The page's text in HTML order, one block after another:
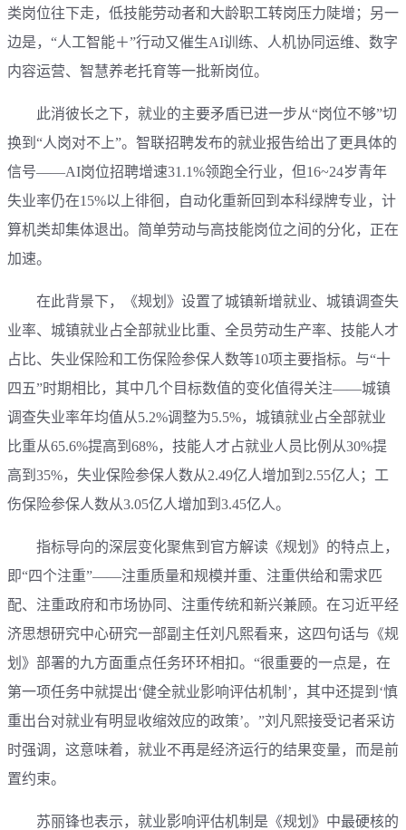
类岗位往下走，低技能劳动者和大龄职工转岗压力陡增；另一
边是，“人工智能＋”行动又催生AI训练、人机协同运维、数字
内容运营、智慧养老托育等一批新岗位。
此消彼长之下，就业的主要矛盾已进一步从“岗位不够”切
换到“人岗对不上”。智联招聘发布的就业报告给出了更具体的
信号——AI岗位招聘增速31.1%领跑全行业，但16~24岁青年
失业率仍在15%以上徘徊，自动化重新回到本科绿牌专业，计
算机类却集体退出。简单劳动与高技能岗位之间的分化，正在
加速。
在此背景下，《规划》设置了城镇新增就业、城镇调查失
业率、城镇就业占全部就业比重、全员劳动生产率、技能人才
占比、失业保险和工伤保险参保人数等10项主要指标。与“十
四五”时期相比，其中几个目标数值的变化值得关注——城镇
调查失业率年均值从5.2%调整为5.5%，城镇就业占全部就业
比重从65.6%提高到68%，技能人才占就业人员比例从30%提
高到35%，失业保险参保人数从2.49亿人增加到2.55亿人；工
伤保险参保人数从3.05亿人增加到3.45亿人。
指标导向的深层变化聚焦到官方解读《规划》的特点上，
即“四个注重”——注重质量和规模并重、注重供给和需求匹
配、注重政府和市场协同、注重传统和新兴兼顾。在习近平经
济思想研究中心研究一部副主任刘凡熙看来，这四句话与《规
划》部署的九方面重点任务环环相扣。“很重要的一点是，在
第一项任务中就提出‘健全就业影响评估机制’，其中还提到‘慎
重出台对就业有明显收缩效应的政策’。”刘凡熙接受记者采访
时强调，这意味着，就业不再是经济运行的结果变量，而是前
置约束。
苏丽锋也表示，就业影响评估机制是《规划》中最硬核的